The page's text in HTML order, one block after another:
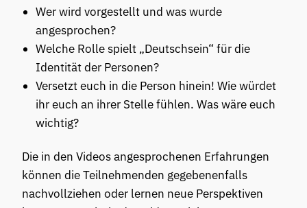
Wer wird vorgestellt und was wurde
angesprochen?
Welche Rolle spielt „Deutschsein“ für die
Identität der Personen?
Versetzt euch in die Person hinein! Wie würdet
ihr euch an ihrer Stelle fühlen. Was wäre euch
wichtig?
Die in den Videos angesprochenen Erfahrungen
können die Teilnehmenden gegebenenfalls
nachvollziehen oder lernen neue Perspektiven